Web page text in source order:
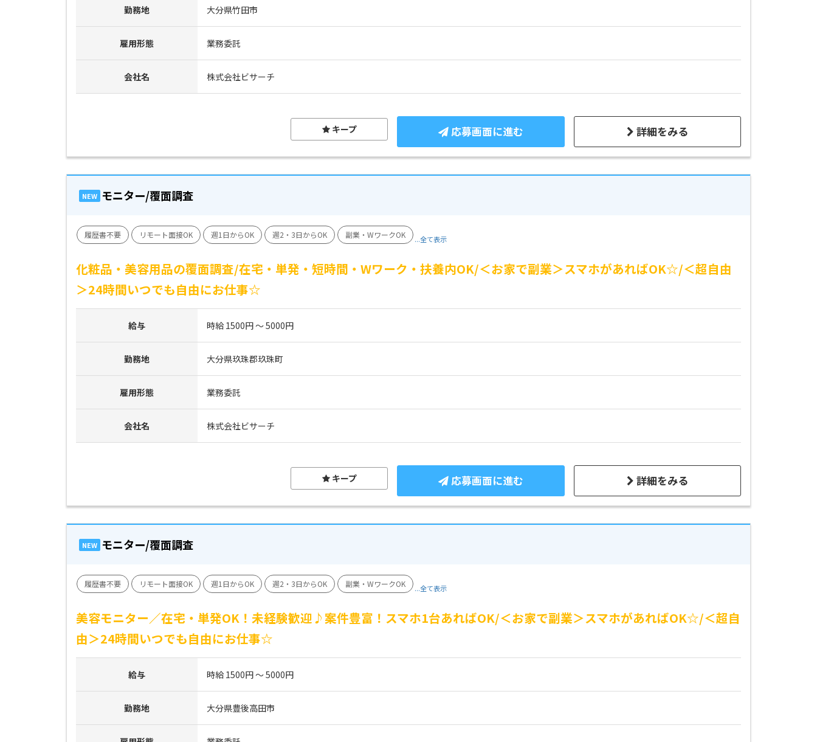
勤務地 大分県竹田市
雇用形態 業務委託
会社名 株式会社ビサーチ
詳細をみる
応募画面に進む
キープ
NEW モニター/覆面調査
履歴書不要 リモート面接OK 週1日からOK 週2・3日からOK 副業・WワークOK ...全て表示
化粧品・美容用品の覆面調査/在宅・単発・短時間・Wワーク・扶養内OK/＜お家で副業＞スマホがあればOK☆/＜超自由
＞24時間いつでも自由にお仕事☆
給与 時給 1500円 ～ 5000円
勤務地 大分県玖珠郡玖珠町
雇用形態 業務委託
会社名 株式会社ビサーチ
詳細をみる
応募画面に進む
キープ
NEW モニター/覆面調査
履歴書不要 リモート面接OK 週1日からOK 週2・3日からOK 副業・WワークOK ...全て表示
美容モニター／在宅・単発OK！未経験歓迎♪案件豊富！スマホ1台あればOK/＜お家で副業＞スマホがあればOK☆/＜超自
由＞24時間いつでも自由にお仕事☆
給与 時給 1500円 ～ 5000円
勤務地 大分県豊後高田市